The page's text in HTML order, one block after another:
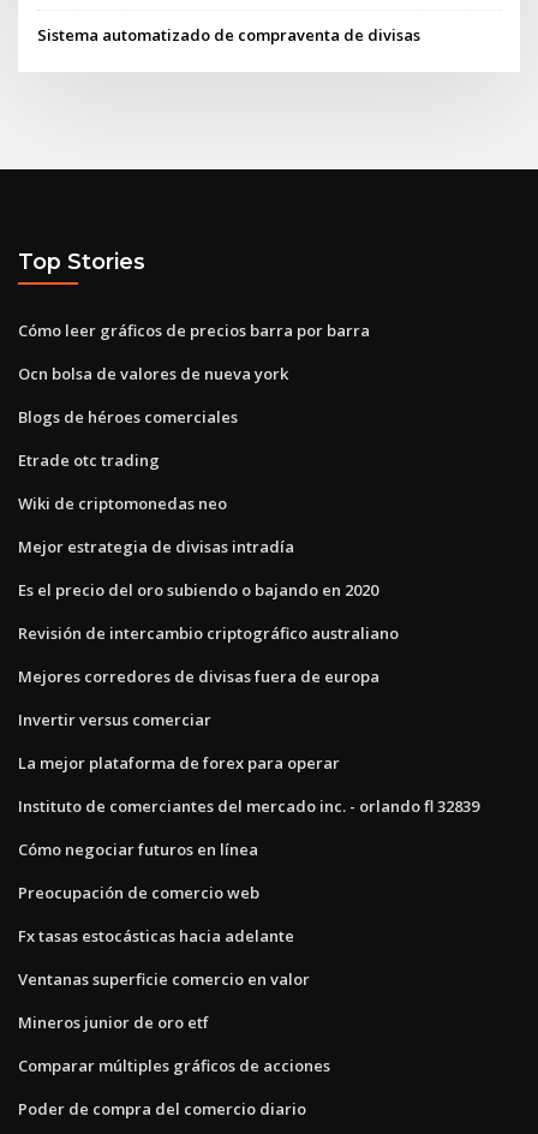
Sistema automatizado de compraventa de divisas
Top Stories
Cómo leer gráficos de precios barra por barra
Ocn bolsa de valores de nueva york
Blogs de héroes comerciales
Etrade otc trading
Wiki de criptomonedas neo
Mejor estrategia de divisas intradía
Es el precio del oro subiendo o bajando en 2020
Revisión de intercambio criptográfico australiano
Mejores corredores de divisas fuera de europa
Invertir versus comerciar
La mejor plataforma de forex para operar
Instituto de comerciantes del mercado inc. - orlando fl 32839
Cómo negociar futuros en línea
Preocupación de comercio web
Fx tasas estocásticas hacia adelante
Ventanas superficie comercio en valor
Mineros junior de oro etf
Comparar múltiples gráficos de acciones
Poder de compra del comercio diario